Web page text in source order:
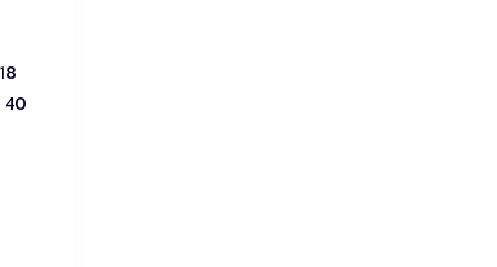
40